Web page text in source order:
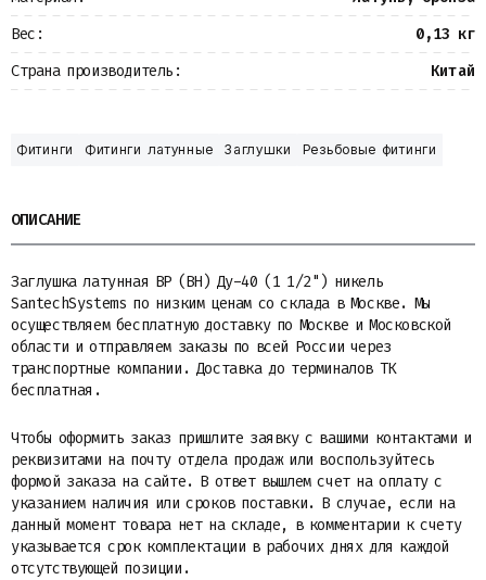
Вес:
0,13 кг
Страна производитель:
Китай
Фитинги Фитинги латунные Заглушки Резьбовые фитинги
ОПИСАНИЕ
Заглушка латунная ВР (ВН) Ду-40 (1 1/2") никель
SantechSystems по низким ценам со склада в Москве. Мы
осуществляем бесплатную доставку по Москве и Московской
области и отправляем заказы по всей России через
транспортные компании. Доставка до терминалов ТК
бесплатная.
Чтобы оформить заказ пришлите заявку с вашими контактами и
реквизитами на почту отдела продаж или воспользуйтесь
формой заказа на сайте. В ответ вышлем счет на оплату с
указанием наличия или сроков поставки. В случае, если на
данный момент товара нет на складе, в комментарии к счету
указывается срок комплектации в рабочих днях для каждой
отсутствующей позиции.